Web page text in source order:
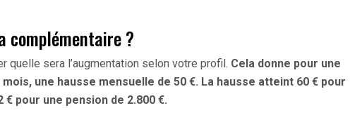
complémentaire ?
quelle sera l’augmentation selon votre profil. Cela donne pour une
une hausse mensuelle de 50 €. La hausse atteint 60 € pour
pour une pension de 2.800 €.